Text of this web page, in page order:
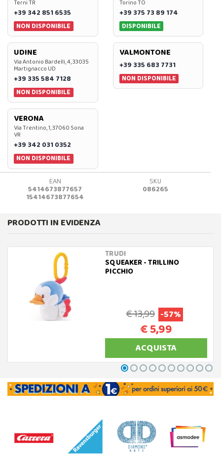
Terni TR
+39 342 851 6535
NON DISPONIBILE
Torino TO
+39 375 73 89 174
DISPONIBILE
UDINE
Via Antonio Bardelli, 4, 33035
Martignacco UD
+39 335 584 7128
NON DISPONIBILE
VALMONTONE
+39 335 683 7731
NON DISPONIBILE
VERONA
Via Trentino, 1, 37060 Sona
VR
+39 342 031 0352
NON DISPONIBILE
EAN
5414673877657
15414673877654
SKU
086265
PRODOTTI IN EVIDENZA
TRUDI
SQUEAKER - TRILLINO
PICCHIO
€ 13,99 -57%
€ 5,99
ACQUISTA